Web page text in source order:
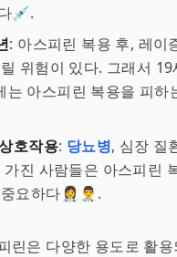
💉.
: 아스피린 복용 후, 레이
위험이 있다. 그래서 19
는 아스피린 복용을 피하
호작용: 당뇨병, 심장 질
진 사람들은 아스피린
요하다👩‍⚕️👨‍⚕️.
린은 다양한 용도로 활